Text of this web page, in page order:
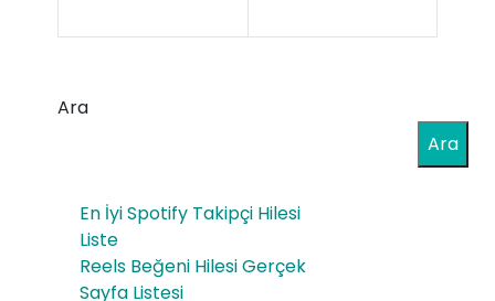
m
Fir
We
eti
Ara
Ara
En İyi Spotify Takipçi Hilesi
Liste
Reels Beğeni Hilesi Gerçek
Sayfa Listesi